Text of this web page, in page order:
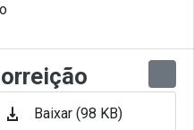
010-2023
Baixar (98 KB)